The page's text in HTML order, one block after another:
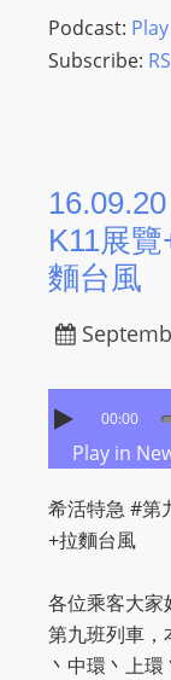
Podcast:
Subscribe:
K11展
麵台風
00:00
Play in
希活特急 #第
+拉麵台風
各位乘客大家
第九班列車，
丶中環丶上